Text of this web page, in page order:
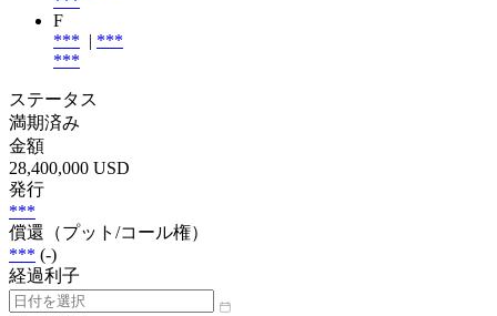
F
*** | ***
***
ステータス
満期済み
金額
28,400,000 USD
発行
***
償還（プット/コール権）
*** (-)
経過利子